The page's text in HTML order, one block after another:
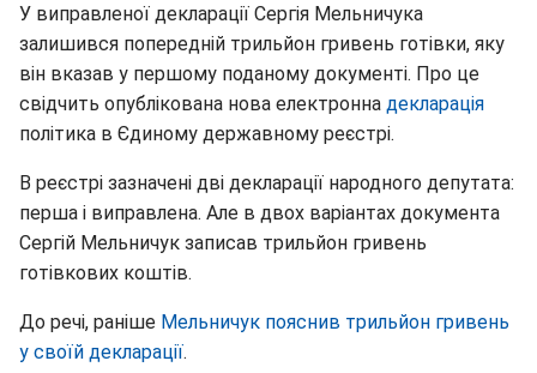
У виправленої декларації Сергія Мельничука
залишився попередній трильйон гривень готівки, яку
він вказав у першому поданому документі. Про це
свідчить опублікована нова електронна декларація
політика в Єдиному державному реєстрі.
В реєстрі зазначені дві декларації народного депутата:
перша і виправлена. Але в двох варіантах документа
Сергій Мельничук записав трильйон гривень
готівкових коштів.
До речі, раніше Мельничук пояснив трильйон гривень
у своїй декларації.